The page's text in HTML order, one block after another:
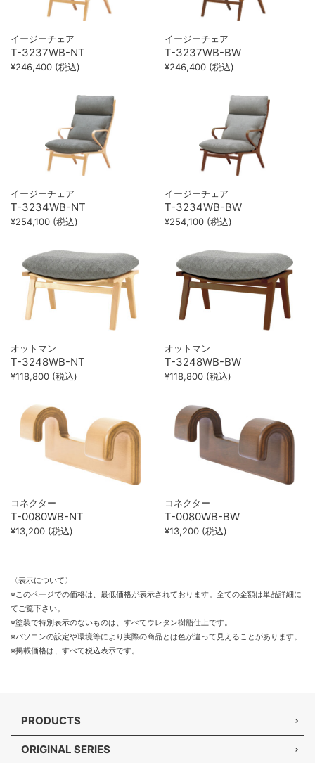
イージーチェア
T-3237WB-NT
¥246,400 (税込)
イージーチェア
T-3237WB-BW
¥246,400 (税込)
イージーチェア
T-3234WB-NT
¥254,100 (税込)
イージーチェア
T-3234WB-BW
¥254,100 (税込)
オットマン
T-3248WB-NT
¥118,800 (税込)
オットマン
T-3248WB-BW
¥118,800 (税込)
コネクター
T-0080WB-NT
¥13,200 (税込)
コネクター
T-0080WB-BW
¥13,200 (税込)
〈表示について〉
※このページでの価格は、最低価格が表示されております。全ての金額は単品詳細に
てご覧下さい。
※塗装で特別表示のないものは、すべてウレタン樹脂仕上です。
※パソコンの設定や環境等により実際の商品とは色が違って見えることがあります。
※掲載価格は、すべて税込表示です。
PRODUCTS
ORIGINAL SERIES